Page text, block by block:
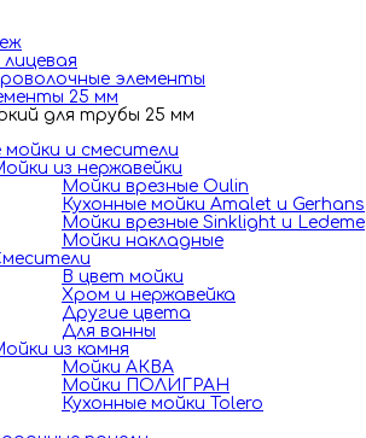
элементы
25 мм
для трубы 25 мм
мойки и смесители
из нержавейки
Мойки врезные Oulin
Кухонные мойки Amalet и Gerhans
Мойки врезные Sinklight и Ledeme
Мойки накладные
В цвет мойки
Хром и нержавейка
Другие цвета
Для ванны
из камня
Мойки АКВА
Мойки ПОЛИГРАН
Кухонные мойки Tolero